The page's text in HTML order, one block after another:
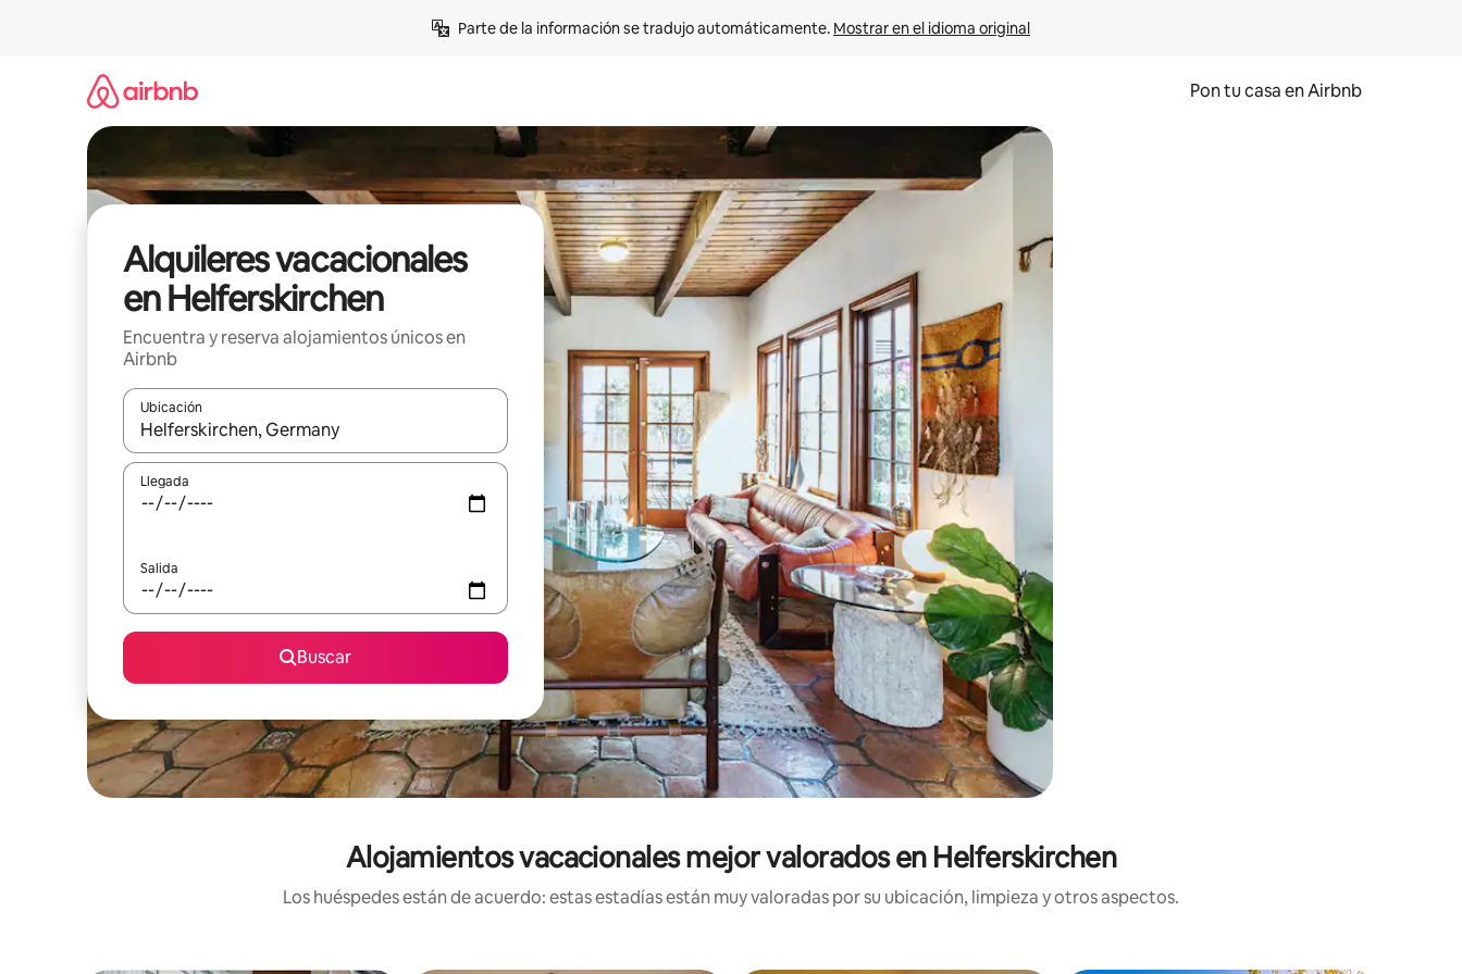
Parte de la información se tradujo automáticamente. Mostrar en el idioma original
Pon tu casa en Airbnb
Alquileres vacacionales
en Helferskirchen
Encuentra y reserva alojamientos únicos en
Airbnb
Ubicación
Cuando los resultados estén disponibles, navega con las teclas de flecha hacia arriba y hacia abajo o explora con el tacto o desliza el dedo.
Llegada
Salida
Buscar
Alojamientos vacacionales mejor valorados en Helferskirchen
Los huéspedes están de acuerdo: estas estadías están muy valoradas por su ubicación, limpieza y otros aspectos.